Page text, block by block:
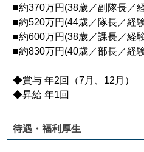
■約370万円(38歳／副隊長／
■約520万円(44歳／隊長／経
■約600万円(38歳／課長／経
■約830万円(40歳／部長／経
◆賞与 年2回（7月、12月）
◆昇給 年1回
待遇・福利厚生